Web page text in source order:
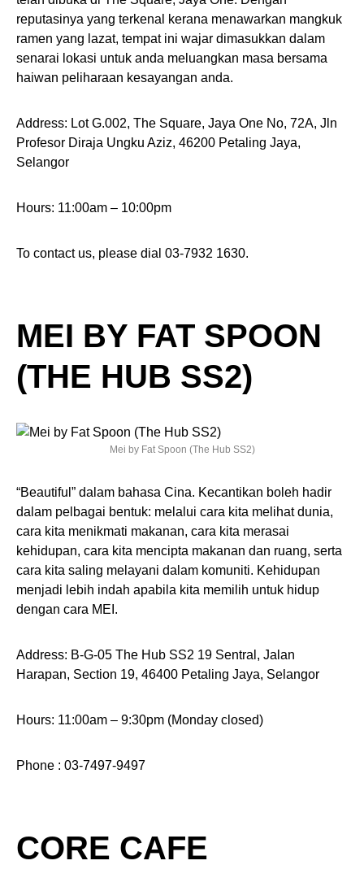
reputasinya yang terkenal kerana menawarkan mangkuk
ramen yang lazat, tempat ini wajar dimasukkan dalam
senarai lokasi untuk anda meluangkan masa bersama
haiwan peliharaan kesayangan anda.
Address: Lot G.002, The Square, Jaya One No, 72A, Jln
Profesor Diraja Ungku Aziz, 46200 Petaling Jaya,
Selangor
Hours: 11:00am – 10:00pm
To contact us, please dial 03-7932 1630.
MEI BY FAT SPOON
(THE HUB SS2)
Mei by Fat Spoon (The Hub SS2)
“Beautiful” dalam bahasa Cina. Kecantikan boleh hadir
dalam pelbagai bentuk: melalui cara kita melihat dunia,
cara kita menikmati makanan, cara kita merasai
kehidupan, cara kita mencipta makanan dan ruang, serta
cara kita saling melayani dalam komuniti. Kehidupan
menjadi lebih indah apabila kita memilih untuk hidup
dengan cara MEI.
Address: B-G-05 The Hub SS2 19 Sentral, Jalan
Harapan, Section 19, 46400 Petaling Jaya, Selangor
Hours: 11:00am – 9:30pm (Monday closed)
Phone : 03-7497-9497
CORE CAFE